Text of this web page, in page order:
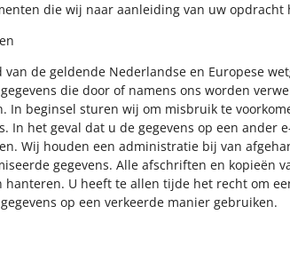
die wij naar aanleiding van uw opdracht
van de geldende Nederlandse en Europese
die door of namens ons worden
In beginsel sturen wij om misbruik te
In het geval dat u de gegevens op een
Wij houden een administratie bij van
gegevens. Alle afschriften en kopieën
hanteren. U heeft te allen tijde het recht om
op een verkeerde manier gebruiken.